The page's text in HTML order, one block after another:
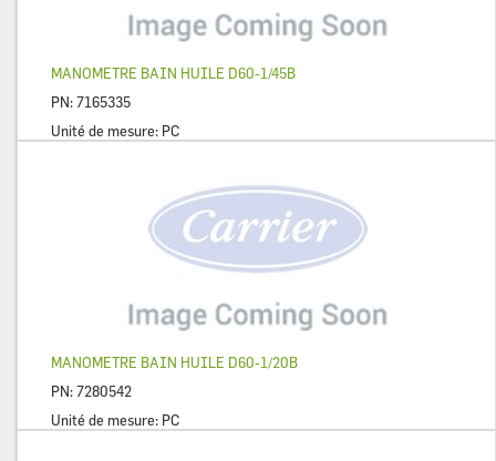
MANOMETRE BAIN HUILE D60-1/45B
PN:7165335
Unité de mesure: PC
MANOMETRE BAIN HUILE D60-1/20B
PN:7280542
Unité de mesure: PC